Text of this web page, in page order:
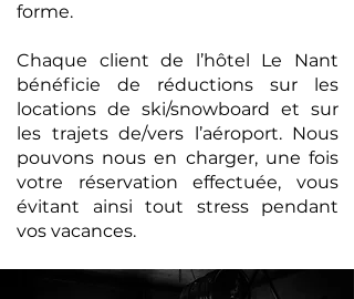
forme.​
Chaque client de l’hôtel Le Nant
bénéficie de réductions sur les
locations de ski/snowboard et sur
les trajets de/vers l’aéroport. Nous
pouvons nous en charger, une fois
votre réservation effectuée, vous
évitant ainsi tout stress pendant
vos vacances.